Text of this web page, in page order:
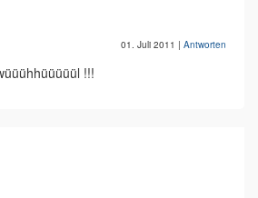
01. Juli 2011 | Antworten
!!!